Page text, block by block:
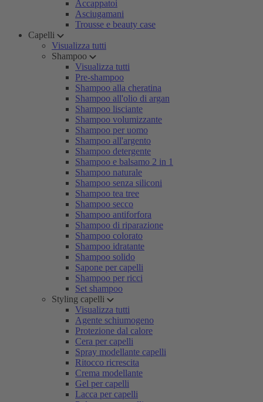
Accappatoi
Asciugamani
Trousse e beauty case
Capelli
Visualizza tutti
Shampoo
Visualizza tutti
Pre-shampoo
Shampoo alla cheratina
Shampoo all'olio di argan
Shampoo lisciante
Shampoo volumizzante
Shampoo per uomo
Shampoo all'argento
Shampoo detergente
Shampoo e balsamo 2 in 1
Shampoo naturale
Shampoo senza siliconi
Shampoo tea tree
Shampoo secco
Shampoo antiforfora
Shampoo di riparazione
Shampoo colorato
Shampoo idratante
Shampoo solido
Sapone per capelli
Shampoo per ricci
Set shampoo
Styling capelli
Visualizza tutti
Agente schiumogeno
Protezione dal calore
Cera per capelli
Spray modellante capelli
Ritocco ricrescita
Crema modellante
Gel per capelli
Lacca per capelli